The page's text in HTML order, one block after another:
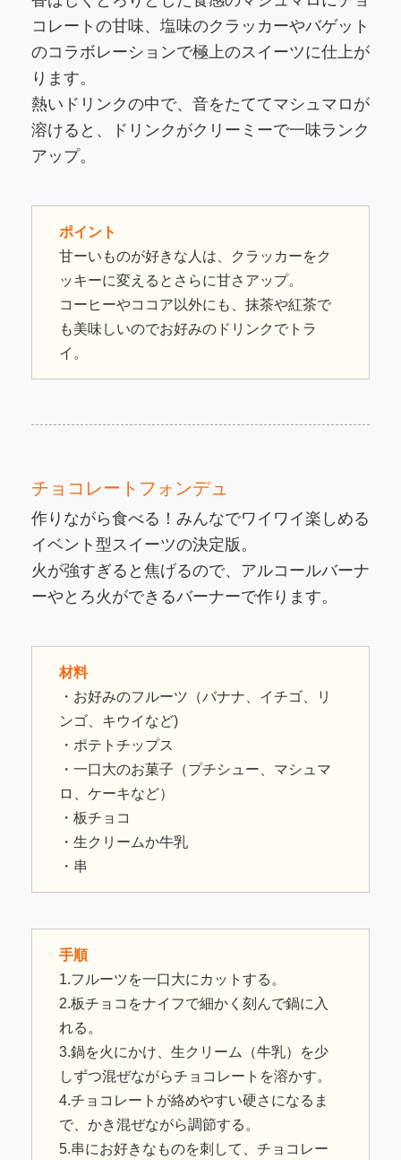
コレートの甘味、塩味のクラッカーやバゲット
のコラボレーションで極上のスイーツに仕上が
ります。
熱いドリンクの中で、音をたててマシュマロが
溶けると、ドリンクがクリーミーで一味ランク
アップ。
ポイント
甘ーいものが好きな人は、クラッカーをク
ッキーに変えるとさらに甘さアップ。
コーヒーやココア以外にも、抹茶や紅茶で
も美味しいのでお好みのドリンクでトラ
イ。
チョコレートフォンデュ
作りながら食べる！みんなでワイワイ楽しめる
イベント型スイーツの決定版。
火が強すぎると焦げるので、アルコールバーナ
ーやとろ火ができるバーナーで作ります。
材料
・お好みのフルーツ（バナナ、イチゴ、リ
ンゴ、キウイなど)
・ポテトチップス
・一口大のお菓子（プチシュー、マシュマ
ロ、ケーキなど）
・板チョコ
・生クリームか牛乳
・串
手順
1.フルーツを一口大にカットする。
2.板チョコをナイフで細かく刻んで鍋に入
れる。
3.鍋を火にかけ、生クリーム（牛乳）を少
しずつ混ぜながらチョコレートを溶かす。
4.チョコレートが絡めやすい硬さになるま
で、かき混ぜながら調節する。
5.串にお好きなものを刺して、チョコレー